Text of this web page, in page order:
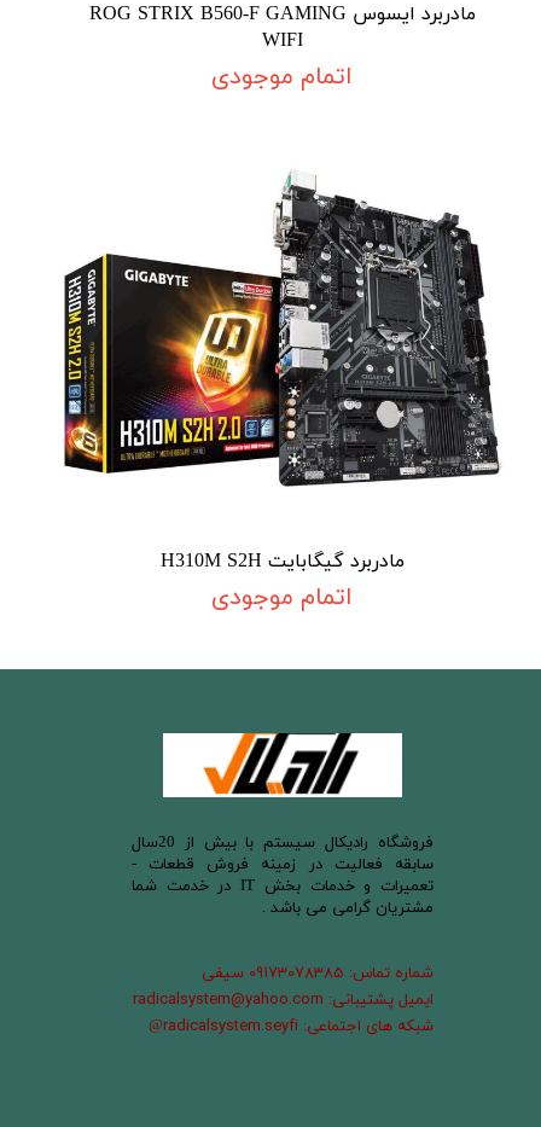
مادربرد ایسوس ROG STRIX B560-F GAMING
WIFI
اتمام موجودی
مادربرد گیگابایت H310M S2H
اتمام موجودی
​فروشگاه رادیکال سیستم با بیش از 20سال
سابقه فعالیت در زمینه فروش قطعات -
تعمیرات و خدمات بخش IT در خدمت شما
مشتریان گرامی می باشد .
شماره تماس: 09173078385 سیفی
ایمیل پشتیبانی: radicalsystem@yahoo.com
شبکه های اجتماعی: radicalsystem.seyfi
@